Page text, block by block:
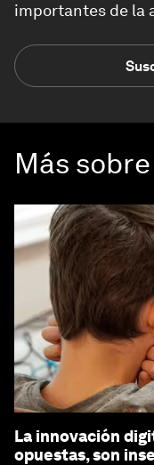
importantes de la
Más sobre
La innovación
opuestas, son